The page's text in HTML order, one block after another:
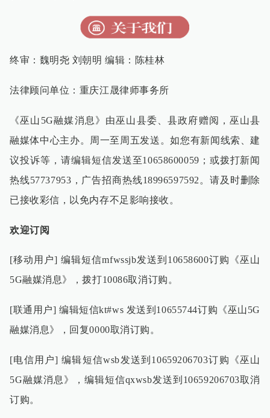
终审：魏明尧 刘朝明 编辑：陈桂林
法律顾问单位：重庆江晟律师事务所
《巫山 5G融媒消息》由巫山县委、县政府赠阅，巫山县
融媒体中心主办。周一至周五发送。如您有新闻线索、建
议投诉等，请编辑短信发送至10658600059 ；或拨打新闻
热线57737953 ，广告招商热线18996597592 。请及时删除
已接收彩信，以免内存不足影响接收。
欢迎订阅
[移动用户] 编辑短信mfwssjb发送到 10658600订购《巫山
5G融媒消息》，拨打10086取消订购。
[联通用户] 编辑短信kt#ws 发送到 10655744订购《巫山5G
融媒消息》，回复0000取消订购。
[电信用户] 编辑短信wsb发送到 10659206703订购《巫山
5G融媒消息》，编辑短信qxwsb发送到 10659206703取消
订购。